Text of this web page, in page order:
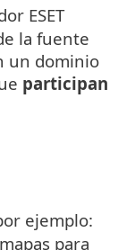
ESET
la fuente
un dominio
participan
ejemplo:
para